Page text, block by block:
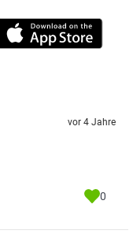
vor 4 Jahre
0